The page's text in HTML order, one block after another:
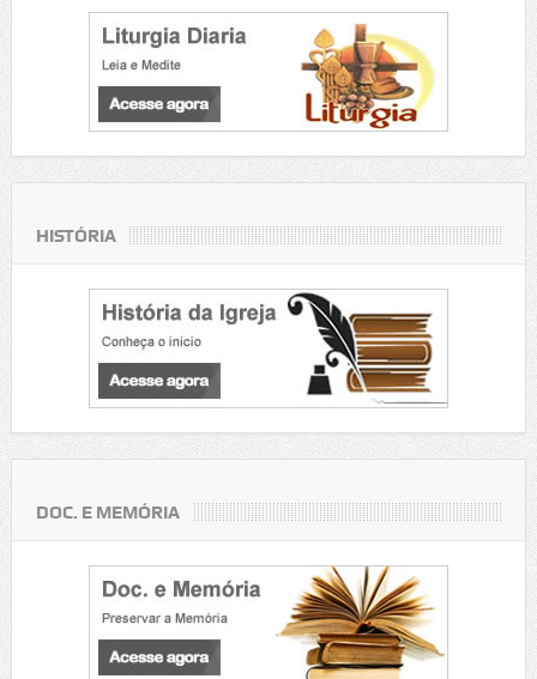
HISTÓRIA
DOC. E MEMÓRIA